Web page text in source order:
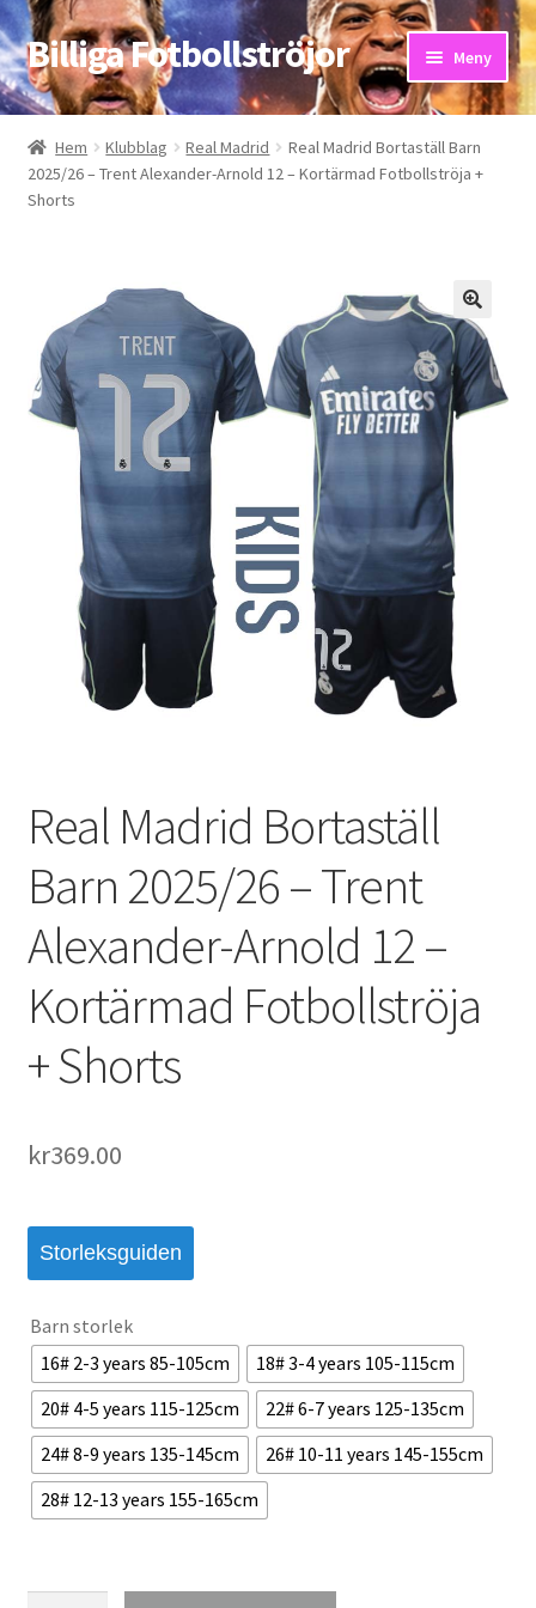
Hoppa
till
navigering
Hoppa
till
innehåll
Billiga Fotbollströjor Meny
Hem
Bloggar
Kontakta oss
Mitt konto
Storleksguiden
Varukorg
Hem Klubblag Real Madrid
Real Madrid Bortaställ Barn
2025/26 – Trent Alexander-Arnold 12 – Kortärmad Fotbollströja +
Shorts
Real Madrid Bortaställ
Barn 2025/26 – Trent
Alexander-Arnold 12 –
Kortärmad Fotbollströja
+ Shorts
kr369.00
Storleksguiden
Barn storlek
16# 2-3 years 85-105cm
18# 3-4 years 105-115cm
20# 4-5 years 115-125cm
22# 6-7 years 125-135cm
24# 8-9 years 135-145cm
26# 10-11 years 145-155cm
28# 12-13 years 155-165cm